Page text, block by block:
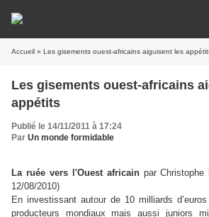
Accueil » Les gisements ouest-africains aiguisent les
Les gisements ouest-africains
appétits
Publié le 14/11/2011 à 17:24
Par Un monde formidable
La ruée vers l'Ouest africain par
12/08/2010)
En investissant autour de 10 milliards
producteurs mondiaux mais aussi juniors